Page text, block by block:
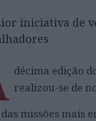
iniciativa de
décima edição
realizou-se de
missões mais